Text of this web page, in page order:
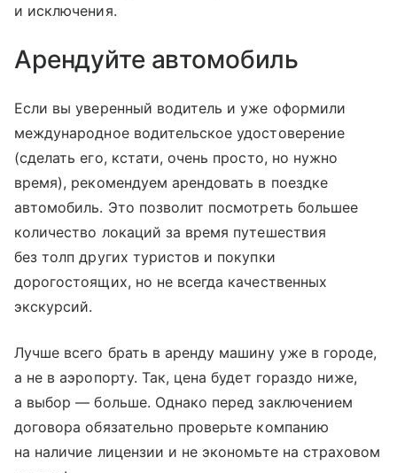
и исключения.
Арендуйте автомобиль
Если вы уверенный водитель и уже оформили
международное водительское удостоверение
(сделать его, кстати, очень просто, но нужно
время), рекомендуем арендовать в поездке
автомобиль. Это позволит посмотреть большее
количество локаций за время путешествия
без толп других туристов и покупки
дорогостоящих, но не всегда качественных
экскурсий.
Лучше всего брать в аренду машину уже в городе,
а не в аэропорту. Так, цена будет гораздо ниже,
а выбор — больше. Однако перед заключением
договора обязательно проверьте компанию
на наличие лицензии и не экономьте на страховом